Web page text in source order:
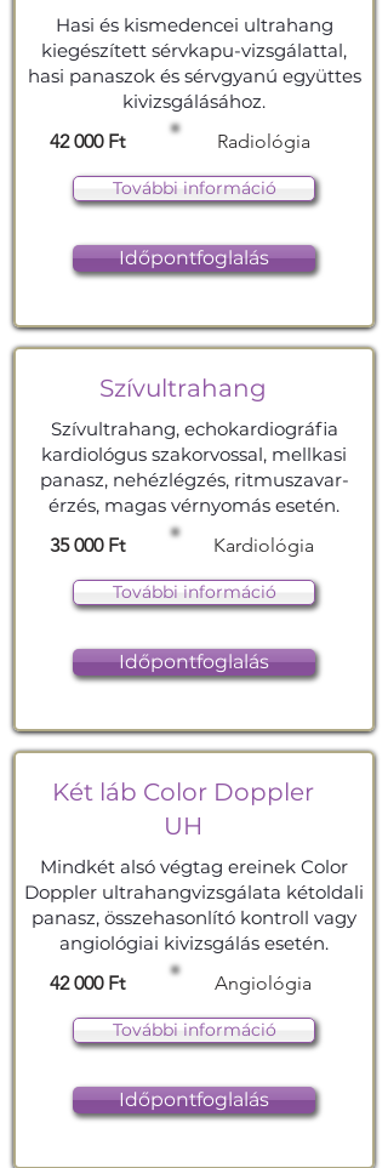
Hasi és kismedencei ultrahang
kiegészített sérvkapu-vizsgálattal,
hasi panaszok és sérvgyanú együttes
kivizsgálásához.
42 000 Ft
Radiológia
További információ
Időpontfoglalás
Szívultrahang
Szívultrahang, echokardiográfia
kardiológus szakorvossal, mellkasi
panasz, nehézlégzés, ritmuszavar-
érzés, magas vérnyomás esetén.
35 000 Ft
Kardiológia
További információ
Időpontfoglalás
Két láb Color Doppler
UH
Mindkét alsó végtag ereinek Color
Doppler ultrahangvizsgálata kétoldali
panasz, összehasonlító kontroll vagy
angiológiai kivizsgálás esetén.
42 000 Ft
Angiológia
További információ
Időpontfoglalás